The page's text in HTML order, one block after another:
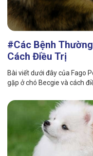
#Các Bệnh
Cách Điều Trị
Bài viết dưới đây của Fago
gặp ở chó Becgie và cách